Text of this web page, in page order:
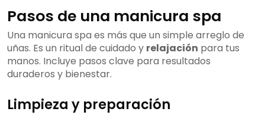
Pasos de una manicura spa
Una manicura spa es más que un simple arreglo de
uñas. Es un ritual de cuidado y relajación para tus
manos. Incluye pasos clave para resultados
duraderos y bienestar.
Limpieza y preparación